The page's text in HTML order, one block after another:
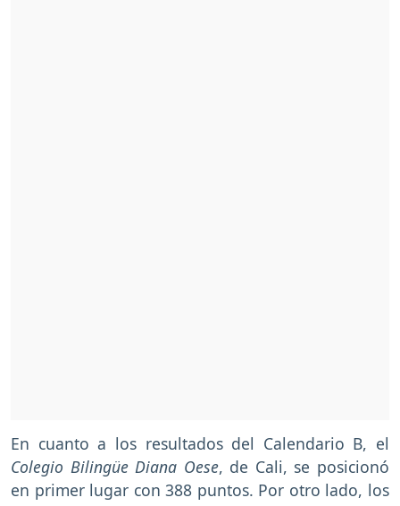
En cuanto a los resultados del Calendario B, el
Colegio Bilingüe Diana Oese, de Cali, se posicionó
en primer lugar con 388 puntos. Por otro lado, los